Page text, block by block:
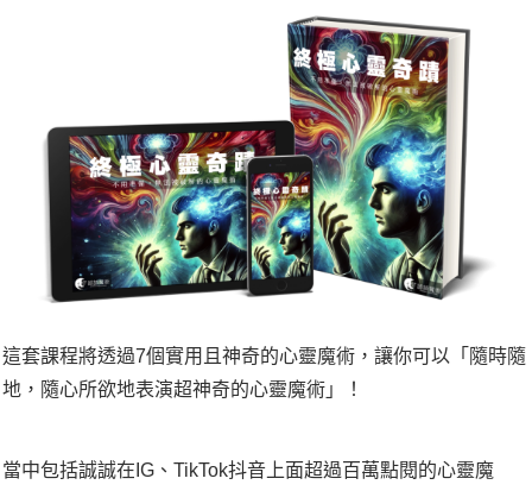
這套課程將透過7個實用且神奇的心靈魔術，讓你可以「隨時隨
地，隨心所欲地表演超神奇的心靈魔術」！
當中包括誠誠在IG、TikTok抖音上面超過百萬點閱的心靈魔